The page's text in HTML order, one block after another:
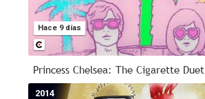
Hace 9 días
Princess Chelsea: The Cigarette Duet
2014